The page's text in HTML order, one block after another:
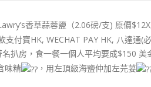
香草蒜蓉鹽（2.06磅/支) 原價
付寶HK, WECHAT PAY HK, 八達通(
名扒房，食一餐一個人平均要成$150 美
味精 ，用左頂級海鹽仲加左芫荽